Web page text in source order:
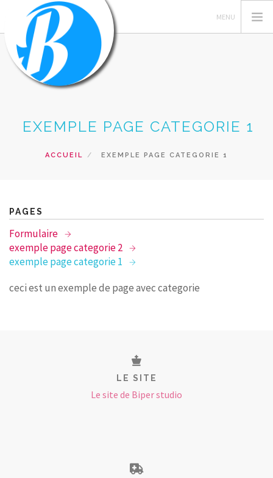
POUR LE MANDATAIRE
RECHERCHER
CONTACT
EXEMPLE PAGE CATEGORIE 1
ACCUEIL EXEMPLE PAGE CATEGORIE 1
PAGES
Formulaire
exemple page categorie 2
exemple page categorie 1
ceci est un exemple de page avec categorie
LE SITE
Le site de Biper studio